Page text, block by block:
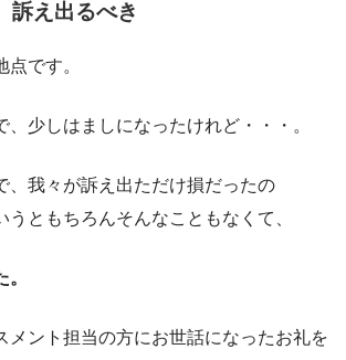
訴え出るべき
です。
、少しはましになったけれど・・・。
、我々が訴え出ただけ損だったの
うともちろんそんなこともなくて、
メント担当の方にお世話になったお礼を